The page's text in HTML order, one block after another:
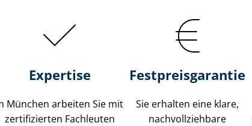
Expertise
München arbeiten Sie mit
zertifizierten Fachleuten
Fest­preis­ga­ran­tie
Sie erhalten eine klare,
nach­voll­zieh­ba­re